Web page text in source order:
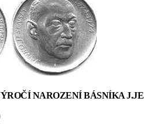
NAROZENÍ BÁSNÍKA